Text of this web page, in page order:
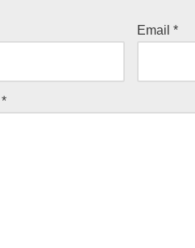
Email*
*